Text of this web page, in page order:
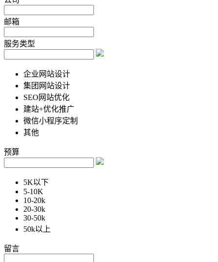
邮箱
服务类型
企业网站设计
集团网站设计
SEO网站优化
建站+优化推广
微信小程序定制
其他
预算
5K以下
5-10K
10-20k
20-30k
30-50k
50k以上
留言